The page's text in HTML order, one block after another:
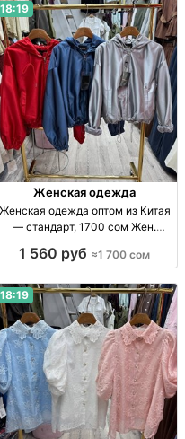
18:19
Женская одежда
Женская одежда оптом из Китая
— стандарт, 1700 сом Жен.
1700 сом, поставки по СНГ
1 560 руб ≈1 700 сом
18:19